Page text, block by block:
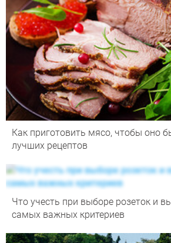
Как приготовить мясо, чтобы оно
лучших рецептов
Что учесть при выборе розеток и
самых важных критериев